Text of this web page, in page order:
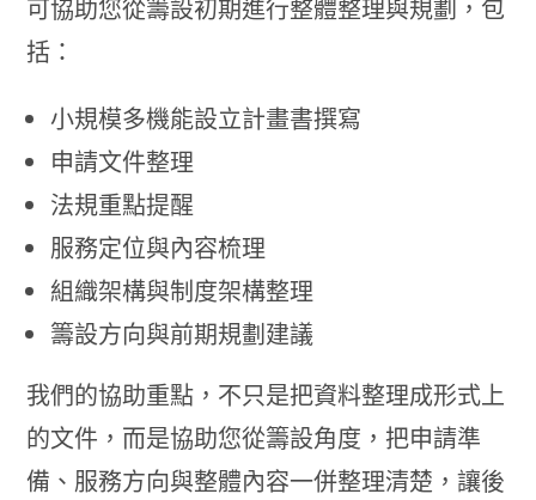
可協助您從籌設初期進行整體整理與規劃，包
括：
小規模多機能設立計畫書撰寫
申請文件整理
法規重點提醒
服務定位與內容梳理
組織架構與制度架構整理
籌設方向與前期規劃建議
我們的協助重點，不只是把資料整理成形式上
的文件，而是協助您從籌設角度，把申請準
備、服務方向與整體內容一併整理清楚，讓後